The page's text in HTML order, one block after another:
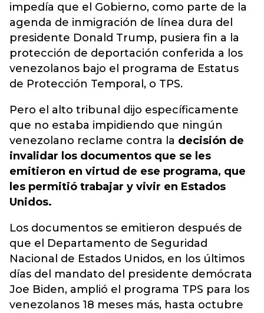
impedía que el Gobierno, como parte de la
agenda de inmigración de línea dura del
presidente Donald Trump, pusiera fin a la
protección de deportación conferida a los
venezolanos bajo el programa de Estatus
de Protección Temporal, o TPS.
Pero el alto tribunal dijo específicamente
que no estaba impidiendo que ningún
venezolano reclame contra la decisión de
invalidar los documentos que se les
emitieron en virtud de ese programa, que
les permitió trabajar y vivir en Estados
Unidos.
Los documentos se emitieron después de
que el Departamento de Seguridad
Nacional de Estados Unidos, en los últimos
días del mandato del presidente demócrata
Joe Biden, amplió el programa TPS para los
venezolanos 18 meses más, hasta octubre